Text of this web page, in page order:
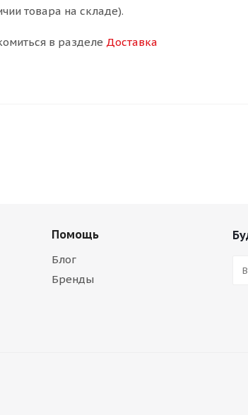
товара на складе).
в разделе Доставка
Помощь
Блог
Бренды